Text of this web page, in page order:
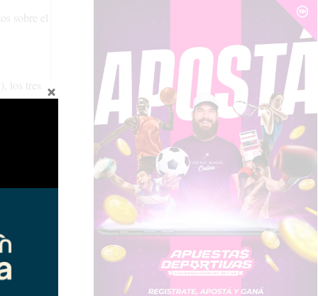
sobre el
los tres